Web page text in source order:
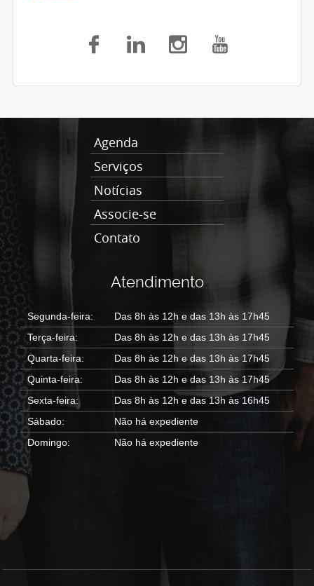
Agenda
Serviços
Notícias
Associe-se
Contato
Atendimento
Segunda-feira:
Das 8h às 12h e das 13h às 17h45
Terça-feira:
Das 8h às 12h e das 13h às 17h45
Quarta-feira:
Das 8h às 12h e das 13h às 17h45
Quinta-feira:
Das 8h às 12h e das 13h às 17h45
Sexta-feira:
Das 8h às 12h e das 13h às 16h45
Sábado:
Não há expediente
Domingo:
Não há expediente